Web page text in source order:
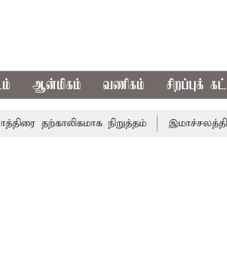
ஆன்மிகம் வணிகம் சிறப்புக்
தற்காலிகமாக நிறுத்தம் இமாச்சலத்தில்